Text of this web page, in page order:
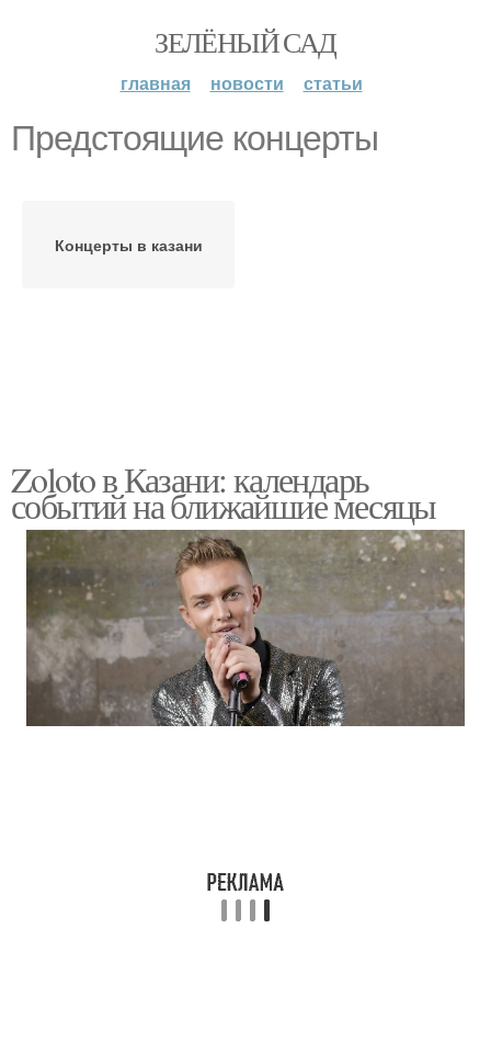
ЗЕЛЁНЫЙ САД
главная новости статьи
Предстоящие концерты
Концерты в казани
Zoloto в Казани: календарь
событий на ближайшие месяцы